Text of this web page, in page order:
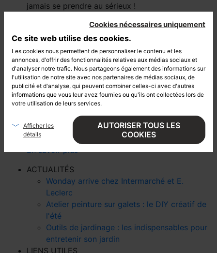
Cookies nécessaires uniquement
Ce site web utilise des cookies.
Les cookies nous permettent de personnaliser le contenu et les
annonces, d'offrir des fonctionnalités relatives aux médias sociaux et
d'analyser notre trafic. Nous partageons également des informations sur
l'utilisation de notre site avec nos partenaires de médias sociaux, de
publicité et d'analyse, qui peuvent combiner celles-ci avec d'autres
informations que vous leur avez fournies ou qu'ils ont collectées lors de
votre utilisation de leurs services.
AUTORISER TOUS LES
COOKIES
Afficher les
détails
jamais se prendre au sérieux !
Politique QSE-RSE
Chez Wonday, on place l’amélioration continue au
cœur de nos stratégies.
En savoir plus
Rejoindre la Wonday family
Chez Wonday, nous fuyons la monotonie et
apprécions le challenge. Vous aussi ?
En savoir plus
ACTUALITÉS
Wonday arrive chez Intermarché et E.
Leclerc
Atelier peinture sur galets : le DIY créatif de
l'été
Outils de jardinage : les indispensables pour
entretenir son jardin
LIENS UTILES